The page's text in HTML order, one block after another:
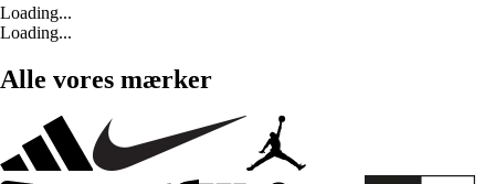
Loading...
Loading...
Alle vores mærker